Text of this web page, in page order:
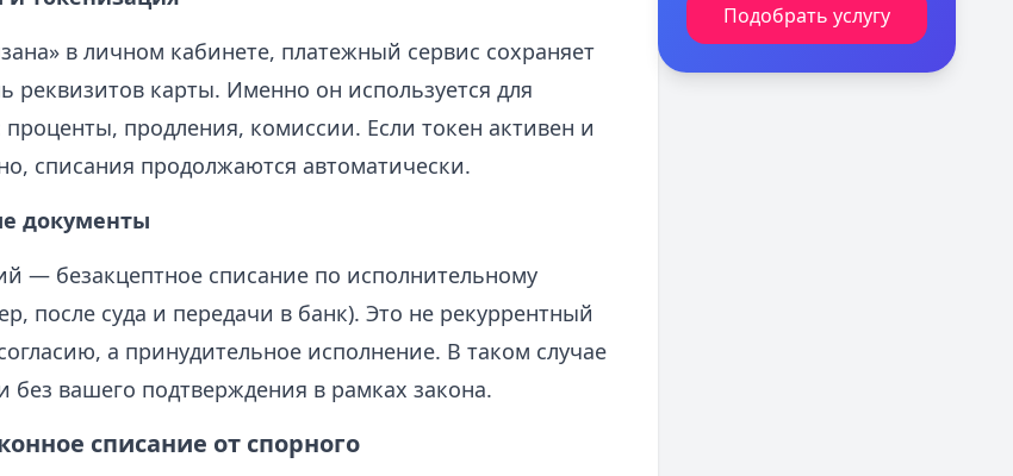
в личном кабинете, платежный сервис сохраняет
реквизитов карты. Именно он используется для
продления, комиссии. Если токен активен и
списания продолжаются автоматически.
документы
— безакцептное списание по исполнительному
после суда и передачи в банк). Это не рекуррентный
а принудительное исполнение. В таком случае
без вашего подтверждения в рамках закона.
списание от спорного
Подобрать услугу